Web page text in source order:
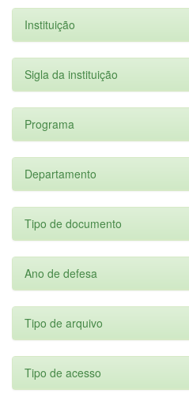
Instituição
Sigla da instituição
Programa
Departamento
Tipo de documento
Ano de defesa
Tipo de arquivo
Tipo de acesso